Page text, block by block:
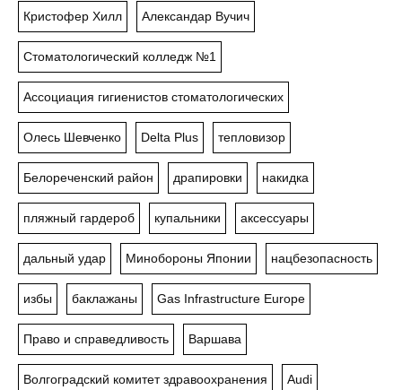
Кристофер Хилл Александар Вучич
Стоматологический колледж №1
Ассоциация гигиенистов стоматологических
Олесь Шевченко Delta Plus тепловизор
Белореченский район драпировки накидка
пляжный гардероб купальники аксессуары
дальный удар Минобороны Японии нацбезопасность
избы баклажаны Gas Infrastructure Europe
Право и справедливость Варшава
Волгоградский комитет здравоохранения Audi